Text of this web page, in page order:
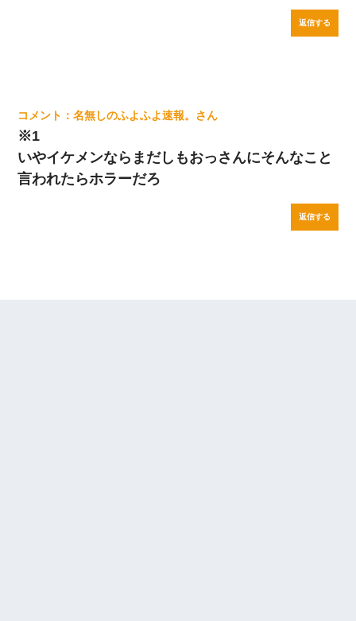
返信する
名無しのふよふよ速報。
※1
いやイケメンならまだしもおっさんにそんなこと
言われたらホラーだろ
返信する